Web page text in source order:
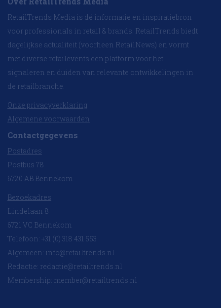
RetailTrends Media is dé informatie en inspiratiebron
voor professionals in retail & brands. RetailTrends biedt
dagelijkse actualiteit (voorheen RetailNews) en vormt
met diverse retailevents een platform voor het
signaleren en duiden van relevante ontwikkelingen in
de retailbranche.
Onze privacyverklaring
Algemene voorwaarden
Contactgegevens
Postadres
Postbus 78
6720 AB Bennekom
Bezoekadres
Lindelaan 8
6721 VC Bennekom
Telefoon: +31 (0) 318 431 553
Algemeen: info@retailtrends.nl
Redactie: redactie@retailtrends.nl
Membership: member@retailtrends.nl